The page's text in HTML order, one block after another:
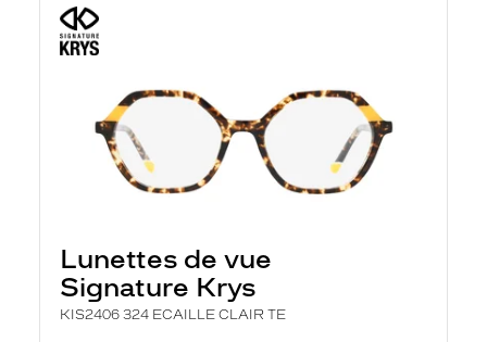
Lunettes de vue
Signature Krys
KIS2406 324 ECAILLE CLAIR TE